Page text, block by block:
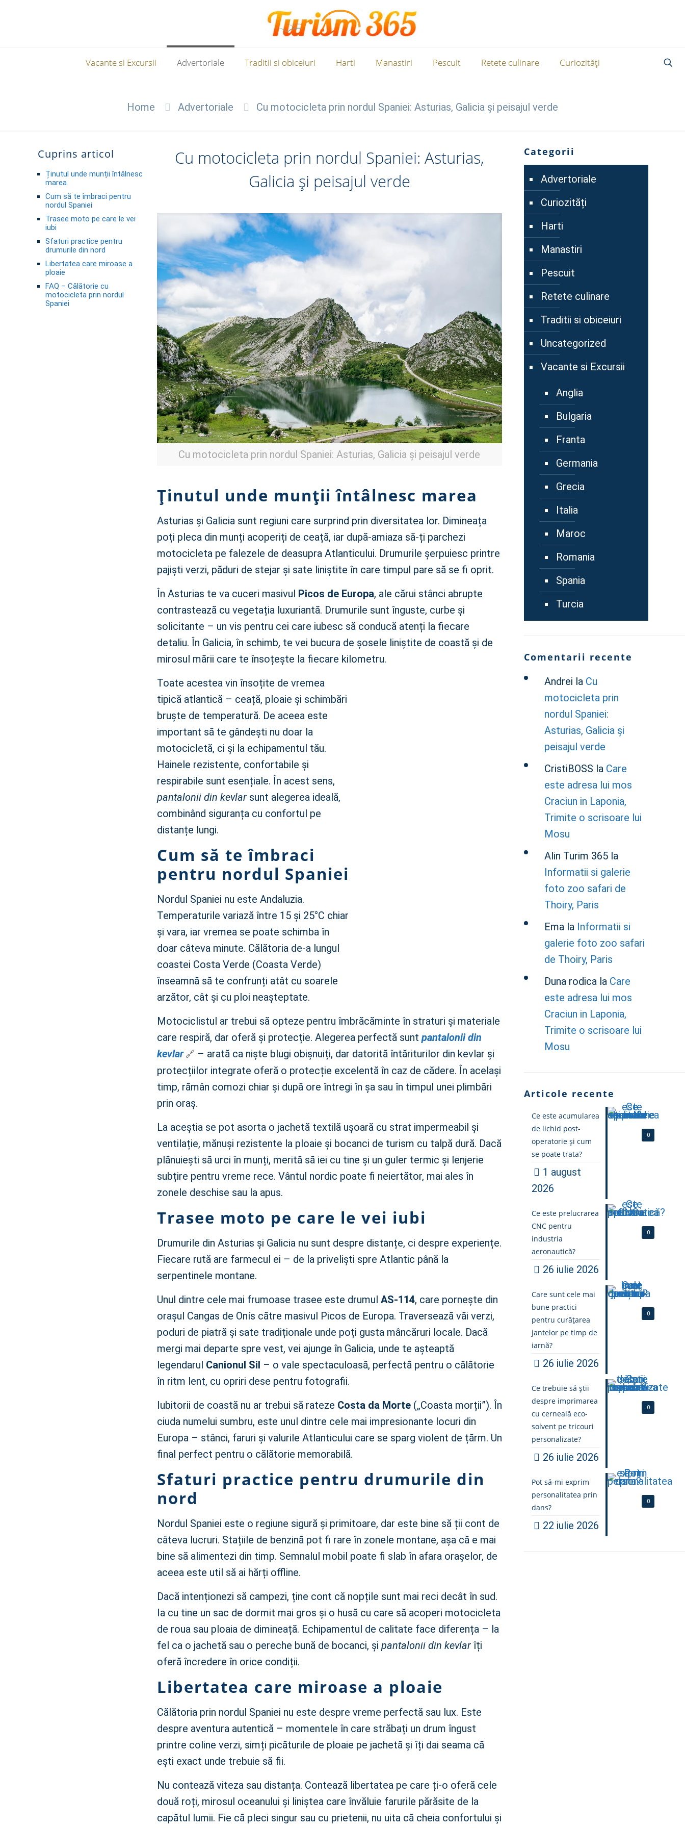
Vacante si Excursii Advertoriale Traditii si obiceiuri Harti Manastiri Pescuit Retete culinare Curiozități
Home Advertoriale Cu motocicleta prin nordul Spaniei: Asturias, Galicia și peisajul verde
Cuprins articol
Ținutul unde munții întâlnesc
marea
Cum să te îmbraci pentru
nordul Spaniei
Trasee moto pe care le vei
iubi
Sfaturi practice pentru
drumurile din nord
Libertatea care miroase a
ploaie
FAQ – Călătorie cu
motocicleta prin nordul
Spaniei
Cu motocicleta prin nordul Spaniei: Asturias,
Galicia și peisajul verde
Cu motocicleta prin nordul Spaniei: Asturias, Galicia și peisajul verde
Ținutul unde munții întâlnesc marea
Asturias și Galicia sunt regiuni care surprind prin diversitatea lor. Dimineața
poți pleca din munți acoperiți de ceață, iar după-amiaza să-ți parchezi
motocicleta pe falezele de deasupra Atlanticului. Drumurile șerpuiesc printre
pajiști verzi, păduri de stejar și sate liniștite în care timpul pare să se fi oprit.
În Asturias te va cuceri masivul Picos de Europa, ale cărui stânci abrupte
contrastează cu vegetația luxuriantă. Drumurile sunt înguste, curbe și
solicitante – un vis pentru cei care iubesc să conducă atenți la fiecare
detaliu. În Galicia, în schimb, te vei bucura de șosele liniștite de coastă și de
mirosul mării care te însoțește la fiecare kilometru.
Toate acestea vin însoțite de vremea
tipică atlantică – ceață, ploaie și schimbări
bruște de temperatură. De aceea este
important să te gândești nu doar la
motocicletă, ci și la echipamentul tău.
Hainele rezistente, confortabile și
respirabile sunt esențiale. În acest sens,
pantalonii din kevlarsunt alegerea ideală,
combinând siguranța cu confortul pe
distanțe lungi.
Cum să te îmbraci
pentru nordul Spaniei
Nordul Spaniei nu este Andaluzia.
Temperaturile variază între 15 și 25°C chiar
și vara, iar vremea se poate schimba în
doar câteva minute. Călătoria de-a lungul
coastei Costa Verde (Coasta Verde)
înseamnă să te confrunți atât cu soarele
arzător, cât și cu ploi neașteptate.
Motociclistul ar trebui să opteze pentru îmbrăcăminte în straturi și materiale
care respiră, dar oferă și protecție. Alegerea perfectă sunt pantalonii din
kevlar
– arată ca niște blugi obișnuiți, dar datorită întăriturilor din kevlar și
protecțiilor integrate oferă o protecție excelentă în caz de cădere. În același
timp, rămân comozi chiar și după ore întregi în șa sau în timpul unei plimbări
prin oraș.
La aceștia se pot asorta o jachetă textilă ușoară cu strat impermeabil și
ventilație, mănuși rezistente la ploaie și bocanci de turism cu talpă dură. Dacă
plănuiești să urci în munți, merită să iei cu tine și un guler termic și lenjerie
subțire pentru vreme rece. Vântul nordic poate fi neiertător, mai ales în
zonele deschise sau la apus.
Trasee moto pe care le vei iubi
Drumurile din Asturias și Galicia nu sunt despre distanțe, ci despre experiențe.
Fiecare rută are farmecul ei – de la priveliști spre Atlantic până la
serpentinele montane.
Unul dintre cele mai frumoase trasee este drumul AS-114, care pornește din
orașul Cangas de Onís către masivul Picos de Europa. Traversează văi verzi,
poduri de piatră și sate tradiționale unde poți gusta mâncăruri locale. Dacă
mergi mai departe spre vest, vei ajunge în Galicia, unde te așteaptă
legendarul Canionul Sil – o vale spectaculoasă, perfectă pentru o călătorie
în ritm lent, cu opriri dese pentru fotografii.
Iubitorii de coastă nu ar trebui să rateze Costa da Morte(„Coasta morții”). În
ciuda numelui sumbru, este unul dintre cele mai impresionante locuri din
Europa – stânci, faruri și valurile Atlanticului care se sparg violent de țărm. Un
final perfect pentru o călătorie memorabilă.
Sfaturi practice pentru drumurile din
nord
Nordul Spaniei este o regiune sigură și primitoare, dar este bine să ții cont de
câteva lucruri. Stațiile de benzină pot fi rare în zonele montane, așa că e mai
bine să alimentezi din timp. Semnalul mobil poate fi slab în afara orașelor, de
aceea este util să ai hărți offline.
Dacă intenționezi să campezi, ține cont că nopțile sunt mai reci decât în sud.
Ia cu tine un sac de dormit mai gros și o husă cu care să acoperi motocicleta
de roua sau ploaia de dimineață. Echipamentul de calitate face diferența – la
fel ca o jachetă sau o pereche bună de bocanci, și pantalonii din kevlarîți
oferă încredere în orice condiții.
Libertatea care miroase a ploaie
Călătoria prin nordul Spaniei nu este despre vreme perfectă sau lux. Este
despre aventura autentică – momentele în care străbați un drum îngust
printre coline verzi, simți picăturile de ploaie pe jachetă și îți dai seama că
ești exact unde trebuie să fii.
Nu contează viteza sau distanța. Contează libertatea pe care ți-o oferă cele
două roți, mirosul oceanului și liniștea care învăluie farurile părăsite de la
capătul lumii. Fie că pleci singur sau cu prietenii, nu uita că cheia confortului și
Categorii
Advertoriale
Curiozități
Harti
Manastiri
Pescuit
Retete culinare
Traditii si obiceiuri
Uncategorized
Vacante si Excursii
Anglia
Bulgaria
Franta
Germania
Grecia
Italia
Maroc
Romania
Spania
Turcia
Comentarii recente
Andrei la Cu
motocicleta prin
nordul Spaniei:
Asturias, Galicia și
peisajul verde
CristiBOSS la Care
este adresa lui mos
Craciun in Laponia,
Trimite o scrisoare lui
Mosu
Alin Turim 365la
Informatii si galerie
foto zoo safari de
Thoiry, Paris
Ema la Informatii si
galerie foto zoo safari
de Thoiry, Paris
Duna rodica la Care
este adresa lui mos
Craciun in Laponia,
Trimite o scrisoare lui
Mosu
Articole recente
0
Ce este acumularea
de lichid post-
operatorie și cum
se poate trata?
1 august
2026
0
Ce este prelucrarea
CNC pentru
industria
aeronautică?
26 iulie 2026
0
Care sunt cele mai
bune practici
pentru curățarea
jantelor pe timp de
iarnă?
26 iulie 2026
0
Ce trebuie să știi
despre imprimarea
cu cerneală eco-
solvent pe tricouri
personalizate?
26 iulie 2026
0
Pot să-mi exprim
personalitatea prin
dans?
22 iulie 2026